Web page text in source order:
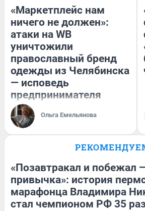
«Маркетплейс нам
ничего не должен»:
атаки на WB
уничтожили
православный бренд
одежды из Челябинска
— исповедь
предпринимателя
Ольга Емельянова
«Позавтракал и побежал
привычка»: история
марафонца Владимира
стал чемпионом РФ 35 раз